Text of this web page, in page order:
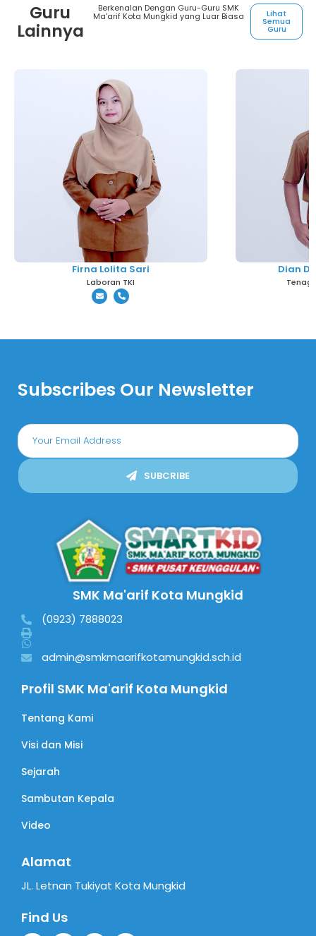
Guru
Lainnya
Berkenalan Dengan Guru-Guru SMK
Ma'arif Kota Mungkid yang Luar Biasa Lihat
Semua
Guru
Firna Lolita Sari
Laboran TKI
Dian
Subscribes Our Newsletter
SUBCRIBE
SMK Ma'arif Kota Mungkid
(0923) 7888023
admin@smkmaarifkotamungkid.sch.id
Profil SMK Ma'arif Kota Mungkid
Tentang Kami
Visi dan Misi
Sejarah
Sambutan Kepala
Video
Alamat
JL. Letnan Tukiyat Kota Mungkid
Find Us